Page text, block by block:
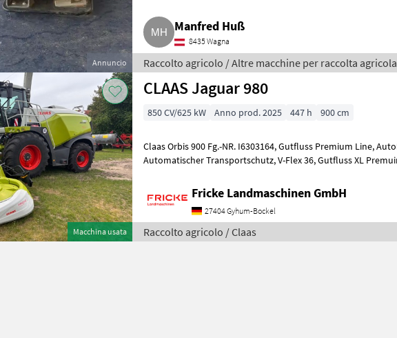
Annuncio
Manfred Huß
8435 Wagna
Raccolto agricolo / Altre macchine per raccolta agricola
Macchina usata
CLAAS Jaguar 980
850 CV/625 kW Anno prod. 2025 447 h 900 cm
Claas Orbis 900 Fg.-NR. I6303164, Gutfluss Premium Line, AutoPilot,
Automatischer Transportschutz, V-Flex 36, Gutfluss XL Premuim Line
Fricke Landmaschinen GmbH
27404 Gyhum-Bockel
Raccolto agricolo / Claas